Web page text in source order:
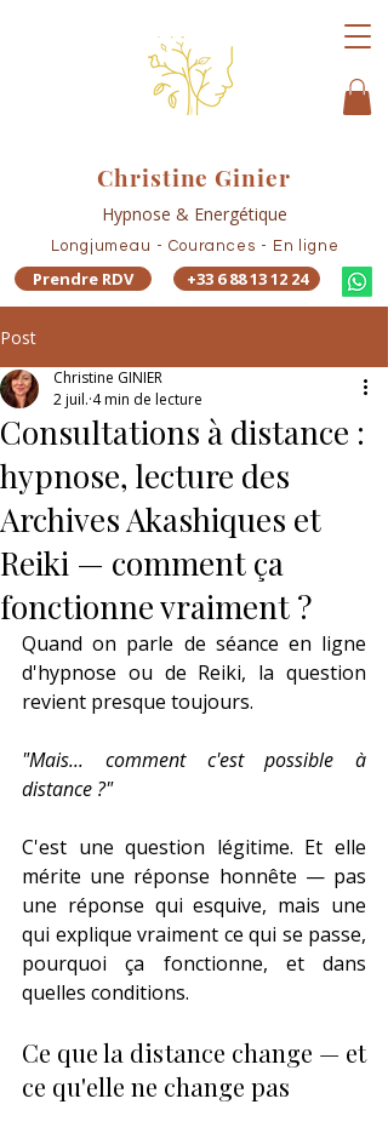
Christine Ginier
Hypnose & Energétique
Longjumeau - Courances - En ligne
Prendre RDV +33 6 88 13 12 24
Post
Consultations à distance :
hypnose, lecture des
Archives Akashiques et
Reiki — comment ça
fonctionne vraiment ?
Christine GINIER
2 juil. 4 min de lecture
Quand on parle de séance en ligne
d'hypnose ou de Reiki, la question
revient presque toujours.
"Mais... comment c'est possible à
distance ?"
C'est une question légitime. Et elle
mérite une réponse honnête — pas
une réponse qui esquive, mais une
qui explique vraiment ce qui se passe,
pourquoi ça fonctionne, et dans
quelles conditions.
Ce que la distance change — et
ce qu'elle ne change pas